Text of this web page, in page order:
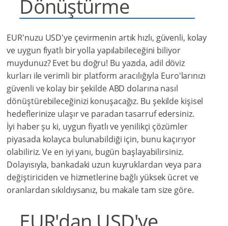
Dönüştürme
EUR'nuzu USD'ye çevirmenin artık hızlı, güvenli, kolay
ve uygun fiyatlı bir yolla yapılabileceğini biliyor
muydunuz? Evet bu doğru! Bu yazıda, adil döviz
kurları ile verimli bir platform aracılığıyla Euro'larınızı
güvenli ve kolay bir şekilde ABD dolarına nasıl
dönüştürebileceğinizi konuşacağız. Bu şekilde kişisel
hedeflerinize ulaşır ve paradan tasarruf edersiniz.
İyi haber şu ki, uygun fiyatlı ve yenilikçi çözümler
piyasada kolayca bulunabildiği için, bunu kaçırıyor
olabiliriz.Ve en iyi yanı, bugün başlayabilirsiniz.
Dolayısıyla, bankadaki uzun kuyruklardan veya para
değiştiriciden ve hizmetlerine bağlı yüksek ücret ve
oranlardan sıkıldıysanız, bu makale tam size göre.